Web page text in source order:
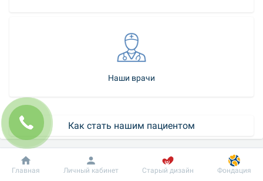
Наши врачи
Как стать нашим пациентом
Контакт-центр
Добробут Информация Пациенту
Главная Личный кабинет Старый дизайн Фондация